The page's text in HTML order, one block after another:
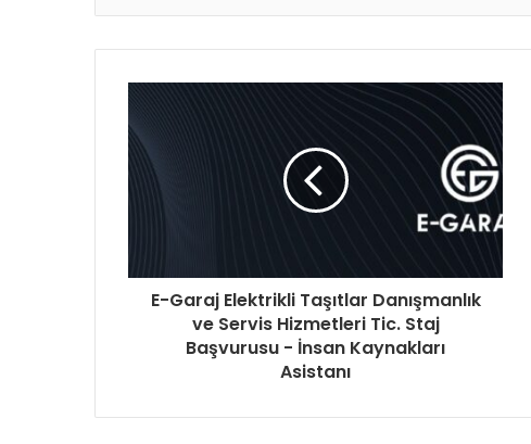
E-Garaj Elektrikli Taşıtlar Danışmanlık
ve Servis Hizmetleri Tic. Staj
Başvurusu - İnsan Kaynakları
Asistanı